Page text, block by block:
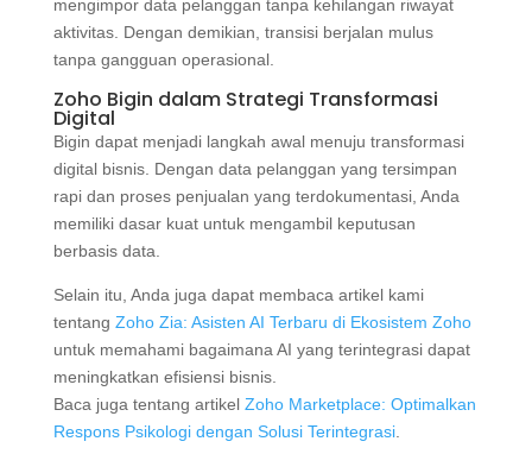
mengimpor data pelanggan tanpa kehilangan riwayat
aktivitas. Dengan demikian, transisi berjalan mulus
tanpa gangguan operasional.
Zoho Bigin dalam Strategi Transformasi
Digital
Bigin dapat menjadi langkah awal menuju transformasi
digital bisnis. Dengan data pelanggan yang tersimpan
rapi dan proses penjualan yang terdokumentasi, Anda
memiliki dasar kuat untuk mengambil keputusan
berbasis data.
Selain itu, Anda juga dapat membaca artikel kami
tentang Zoho Zia: Asisten AI Terbaru di Ekosistem Zoho
untuk memahami bagaimana AI yang terintegrasi dapat
meningkatkan efisiensi bisnis.
Baca juga tentang artikel Zoho Marketplace: Optimalkan
Respons Psikologi dengan Solusi Terintegrasi.